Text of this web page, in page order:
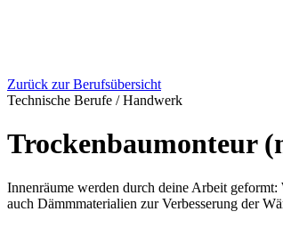
Zurück zur Berufsübersicht
Technische Berufe / Handwerk
Trockenbaumonteur
Innenräume werden durch deine Arbeit
auch Dämmmaterialien zur Verbesserung der